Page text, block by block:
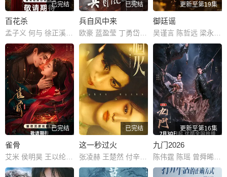
已完结
百花杀
已完结
兵自风中来
更新至第19集
御廷谣
已完结
雀骨
已完结
这一秒过火
张凌赫 王楚然 付辛博 徐振轩 鹤秋 王籽苏 胡杏儿 沙宝亮 吴莫愁 毛孩 鹿骐 苇青 刘令姿 康可人 陈东阳 黄博远 斓曦 张弓 金俊秀 陈欣予
更新至第16集
九门2026
陈伟霆 陈瑶 曾舜晞 王茂蕾 王奕婷 李乃文 释小龙 应灏铭 季肖冰 胡耘豪 徐正溪 章涛 王祖一 刘畅 杨钧丞 杨昊博 陈鸿锦 吴圣麒 林秋楠 扈帷 雷丰瑞